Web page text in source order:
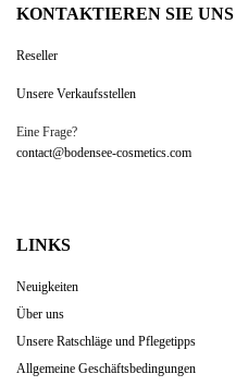
KONTAKTIEREN SIE UNS
Reseller
Unsere Verkaufsstellen
Eine Frage?
contact@bodensee-cosmetics.com
LINKS
Neuigkeiten
Über uns
Unsere Ratschläge und Pflegetipps
Allgemeine Geschäftsbedingungen